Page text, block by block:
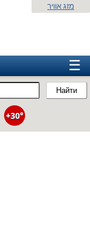
Найти
מזג אוויר
☰
+30°